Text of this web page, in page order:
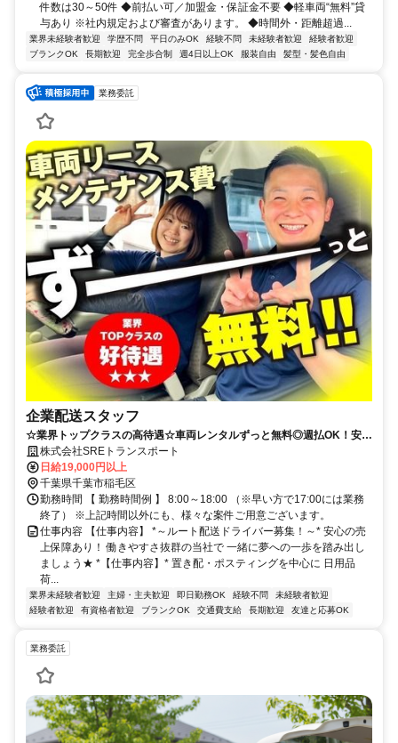
件数は30～50件 ◆前払い可／加盟金・保証金不要 ◆軽車両“無料”貸
与あり ※社内規定および審査があります。 ◆時間外・距離超過...
業界未経験者歓迎 学歴不問 平日のみOK 経験不問 未経験者歓迎
経験者歓迎
ブランクOK
長期歓迎 完全歩合制 週4日以上OK 服装自由 髪型・髪色自由
業務委託
企業配送スタッフ
☆業界トップクラスの高待遇☆車両レンタルずっと無料◎週払OK！安心
のサポート体制！
株式会社SREトランスポート
日給19,000円以上
千葉県千葉市稲毛区
勤務時間 【 勤務時間例 】 8:00～18:00 （※早い方で17:00には業務
終了） ※上記時間以外にも、様々な案件ご用意ございます。
仕事内容 【仕事内容】 *～ルート配送ドライバー募集！～* 安心の売
上保障あり！ 働きやすさ抜群の当社で 一緒に夢への一歩を踏み出し
ましょう★ *【仕事内容】* 置き配・ポスティングを中心に 日用品
荷...
業界未経験者歓迎 主婦・主夫歓迎 即日勤務OK 経験不問
未経験者歓迎
経験者歓迎
有資格者歓迎 ブランクOK 交通費支給 長期歓迎 友達と応募OK
業務委託